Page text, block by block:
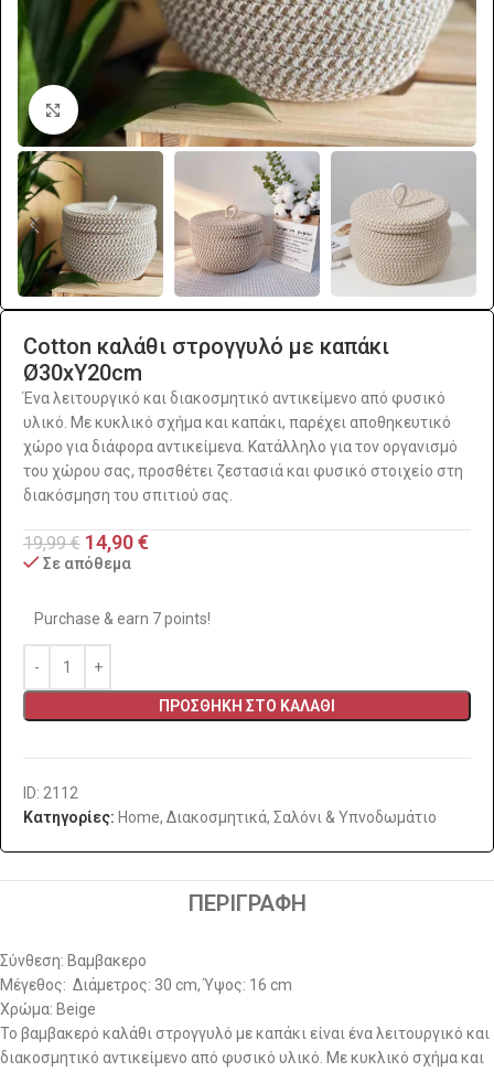
Click to enlarge
Cotton καλάθι στρογγυλό με καπάκι
Ø30xΥ20cm
Ένα λειτουργικό και διακοσμητικό αντικείμενο από φυσικό
υλικό. Με κυκλικό σχήμα και καπάκι, παρέχει αποθηκευτικό
χώρο για διάφορα αντικείμενα. Κατάλληλο για τον οργανισμό
του χώρου σας, προσθέτει ζεστασιά και φυσικό στοιχείο στη
διακόσμηση του σπιτιού σας.
19,99€ 14,90€
Σε απόθεμα
Purchase & earn 7 points!
ΠΡΟΣΘΉΚΗ ΣΤΟ ΚΑΛΆΘΙ
ID: 2112
Κατηγορίες: Home, Διακοσμητικά, Σαλόνι & Υπνοδωμάτιο
ΠΕΡΙΓΡΑΦΉ
Σύνθεση: Βαμβακερο
Μέγεθος: Διάμετρος: 30 cm, Ύψος: 16 cm
Χρώμα: Beige
Το βαμβακερό καλάθι στρογγυλό με καπάκι είναι ένα λειτουργικό και
διακοσμητικό αντικείμενο από φυσικό υλικό. Με κυκλικό σχήμα και